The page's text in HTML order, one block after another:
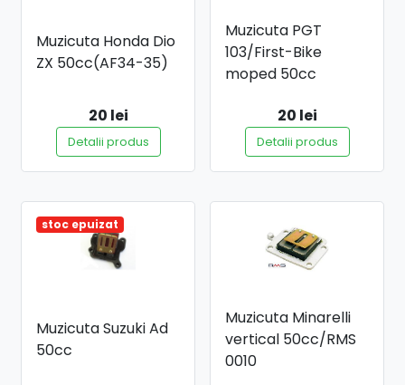
Muzicuta Honda Dio
ZX 50cc(AF34-35)
20 lei
Detalii produs
Muzicuta PGT
103/First-Bike
moped 50cc
20 lei
Detalii produs
stoc epuizat
Muzicuta Suzuki Ad
50cc
Muzicuta Minarelli
vertical 50cc/RMS
0010